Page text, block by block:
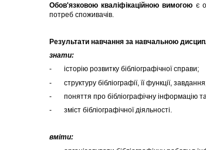
Обов'язковою кваліфікаційною вимогою є
потреб споживачів.
Результати навчання за навчальною
знати:
- історію розвитку бібліографічної справи;
- структуру бібліографії, її функції,
- поняття про бібліографічну інформацію
- зміст бібліографічної діяльності.
вміти: